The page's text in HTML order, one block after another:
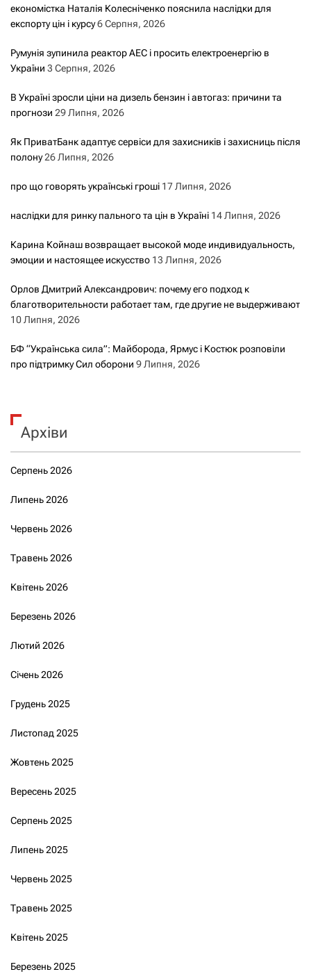
економістка Наталія Колесніченко пояснила наслідки для
експорту цін і курсу6 Серпня, 2026
Румунія зупинила реактор АЕС і просить електроенергію в
України 3 Серпня, 2026
В Україні зросли ціни на дизель бензин і автогаз: причини та
прогнози 29 Липня, 2026
Як ПриватБанк адаптує сервіси для захисників і захисниць після
полону26 Липня, 2026
про що говорять українські гроші 17 Липня, 2026
наслідки для ринку пального та цін в Україні 14 Липня, 2026
Карина Койнаш возвращает высокой моде индивидуальность,
эмоции и настоящее искусство 13 Липня, 2026
Орлов Дмитрий Александрович: почему его подход к
благотворительности работает там, где другие не выдерживают
10 Липня, 2026
БФ “Українська сила”: Майборода, Ярмус і Костюк розповіли
про підтримку Сил оборони 9 Липня, 2026
Архіви
Серпень 2026
Липень 2026
Червень 2026
Травень 2026
Квітень 2026
Березень 2026
Лютий 2026
Січень 2026
Грудень 2025
Листопад 2025
Жовтень 2025
Вересень 2025
Серпень 2025
Липень 2025
Червень 2025
Травень 2025
Квітень 2025
Березень 2025